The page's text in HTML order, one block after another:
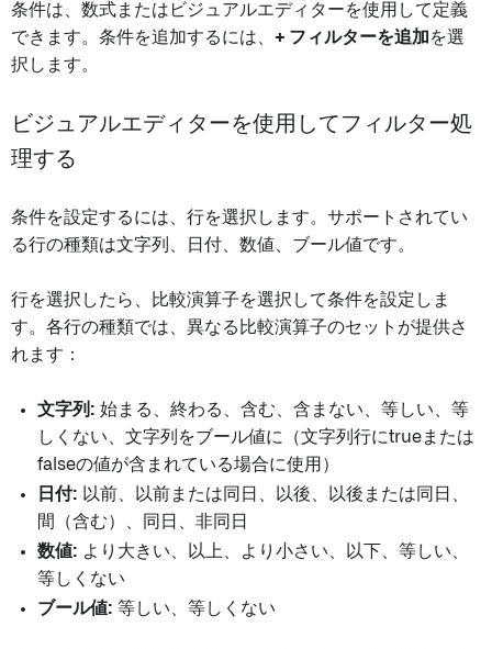
条件は、数式またはビジュアルエディターを使用して定義
できます。条件を追加するには、 + フィルターを追加 を選
択します。
ビジュアルエディターを使用してフィルター処
理する
条件を設定するには、行を選択します。サポートされてい
る行の種類は文字列、日付、数値、ブール値です。
行を選択したら、比較演算子を選択して条件を設定しま
す。各行の種類では、異なる比較演算子のセットが提供さ
れます：
文字列: 始まる、終わる、含む、含まない、等しい、等
しくない、文字列をブール値に（文字列行にtrueまたは
falseの値が含まれている場合に使用）
日付: 以前、以前または同日、以後、以後または同日、
間（含む）、同日、非同日
数値: より大きい、以上、より小さい、以下、等しい、
等しくない
ブール値: 等しい、等しくない